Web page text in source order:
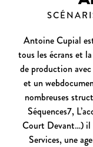
Antoine Cupial
tous les écrans et
de production
et un
nombreuses
Séquences7,
Court Devant…) il
Services, une